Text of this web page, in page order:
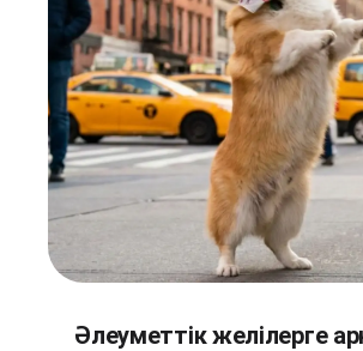
Әлеуметтік желілерге